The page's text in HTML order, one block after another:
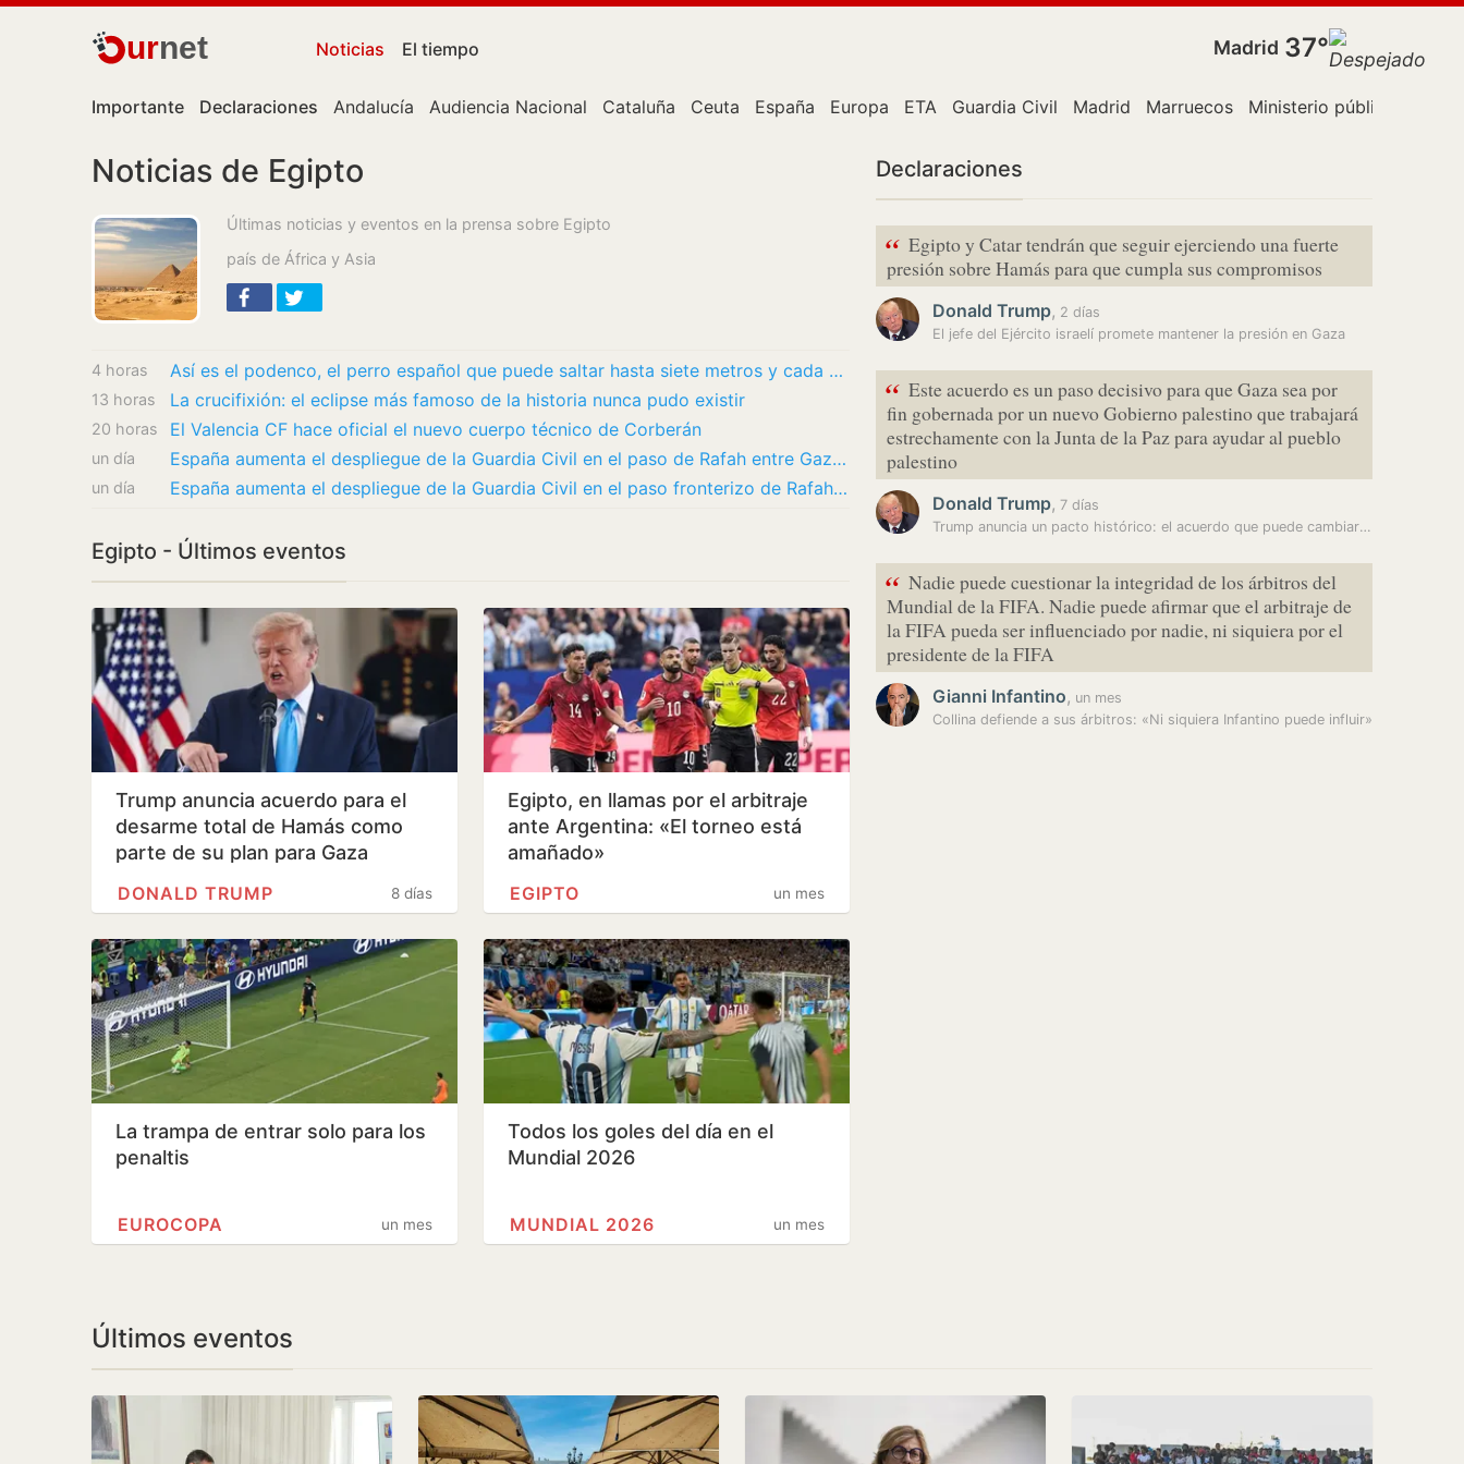
urnet Noticias El tiempo Madrid 37°
Importante Declaraciones Andalucía Audiencia Nacional Cataluña Ceuta España Europa ETA Guardia Civil Madrid Marruecos Ministerio público
Noticias de Egipto
Últimas noticias y eventos en la prensa sobre Egipto
país de África y Asia
4 horas Así es el podenco, el perro español que puede saltar hasta siete metros y cada vez tiene…
13 horas La crucifixión: el eclipse más famoso de la historia nunca pudo existir
20 horas El Valencia CF hace oficial el nuevo cuerpo técnico de Corberán
un día España aumenta el despliegue de la Guardia Civil en el paso de Rafah entre Gaza y Egipto
un día España aumenta el despliegue de la Guardia Civil en el paso fronterizo de Rafah entre la…
Egipto - Últimos eventos
Trump anuncia acuerdo para el
desarme total de Hamás como
parte de su plan para Gaza
8 días
DONALD TRUMP
Egipto, en llamas por el arbitraje
ante Argentina: «El torneo está
amañado»
un mes
EGIPTO
La trampa de entrar solo para los
penaltis
un mes
EUROCOPA
Todos los goles del día en el
Mundial 2026
un mes
MUNDIAL 2026
Declaraciones
“ Egipto y Catar tendrán que seguir ejerciendo una fuerte
presión sobre Hamás para que cumpla sus compromisos
Donald Trump, 2 días
El jefe del Ejército israelí promete mantener la presión en Gaza
“ Este acuerdo es un paso decisivo para que Gaza sea por
fin gobernada por un nuevo Gobierno palestino que trabajará
estrechamente con la Junta de la Paz para ayudar al pueblo
palestino
Donald Trump, 7 días
Trump anuncia un pacto histórico: el acuerdo que puede cambiar Gaza
“ Nadie puede cuestionar la integridad de los árbitros del
Mundial de la FIFA. Nadie puede afirmar que el arbitraje de
la FIFA pueda ser influenciado por nadie, ni siquiera por el
presidente de la FIFA
Gianni Infantino, un mes
Collina defiende a sus árbitros: «Ni siquiera Infantino puede influir»
Últimos eventos